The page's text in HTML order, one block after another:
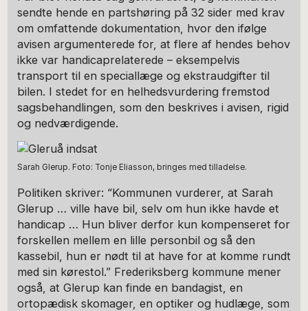
sendte hende en partshøring på 32 sider med krav
om omfattende dokumentation, hvor den ifølge
avisen argumenterede for, at flere af hendes behov
ikke var handicaprelaterede – eksempelvis
transport til en speciallæge og ekstraudgifter til
bilen. I stedet for en helhedsvurdering fremstod
sagsbehandlingen, som den beskrives i avisen, rigid
og nedværdigende.
Sarah Glerup. Foto: Tonje Eliasson, bringes med tilladelse.
Politiken skriver: “Kommunen vurderer, at Sarah
Glerup … ville have bil, selv om hun ikke havde et
handicap … Hun bliver derfor kun kompenseret for
forskellen mellem en lille personbil og så den
kassebil, hun er nødt til at have for at komme rundt
med sin kørestol.” Frederiksberg kommune mener
også, at Glerup kan finde en bandagist, en
ortopædisk skomager, en optiker og hudlæge, som